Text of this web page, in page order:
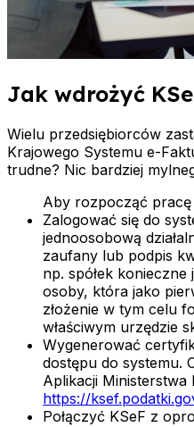
Jak wdrożyć
Wielu przedsiębiorców
Krajowego Systemu e-
trudne? Nic bardziej
Aby rozpocząć
Zalogować się do
jednoosobową
zaufany lub podpis
np. spółek
osoby, która jako
złożenie w tym celu
właściwym urzędzie
Wygenerować
dostępu do systemu.
Aplikacji
https://
Połączyć KSeF z